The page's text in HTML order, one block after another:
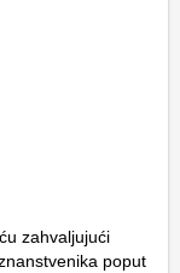
zahvaljujući
poput